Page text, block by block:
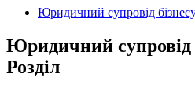
Юридичний супровід
Юридичний супровід
Розділ